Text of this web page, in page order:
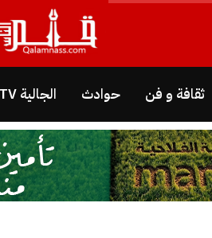
ثقافة و فن حوادث الجالية TV